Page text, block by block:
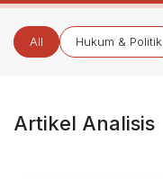
All Hukum & Politik
Artikel Analisis